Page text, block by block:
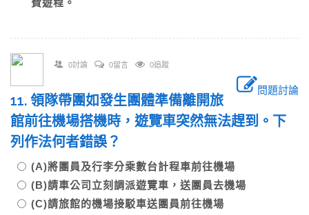
費遊程。
0討論 0留言 0追蹤
問題討論
11. 領隊帶團如發生團體準備離開旅
館前往機場搭機時，遊覽車突然無法趕到。下
列作法何者錯誤？
(A)將團員及行李分乘數台計程車前往機場
(B)請車公司立刻調派遊覽車，送團員去機場
(C)請旅館的機場接駁車送團員前往機場